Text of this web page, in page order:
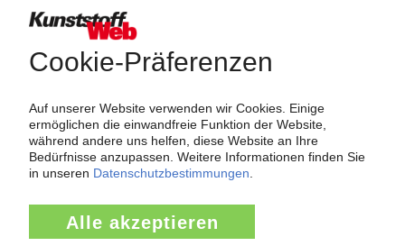
Über das KunststoffWeb
Als einer der Internet-Pioniere der Kunststoffindustrie
versorgt das KunststoffWeb bereits seit 1996 die Fach-
Nachrichten rund um das Thema "Kunststoffe". Im Fokus
der Berichterstattung ist dabei die Preisentwicklung für